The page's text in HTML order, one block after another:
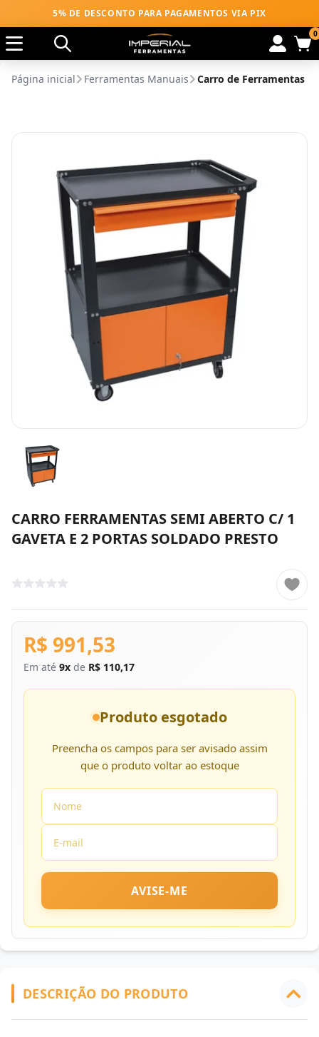
5% DE DESCONTO PARA PAGAMENTOS VIA PIX
0
Página inicial Ferramentas Manuais Carro de Ferramentas
CARRO FERRAMENTAS SEMI ABERTO C/ 1
GAVETA E 2 PORTAS SOLDADO PRESTO
R$ 991,53
Em até 9x de R$ 110,17
Produto esgotado
Preencha os campos para ser avisado assim
que o produto voltar ao estoque
AVISE-ME
DESCRIÇÃO DO PRODUTO